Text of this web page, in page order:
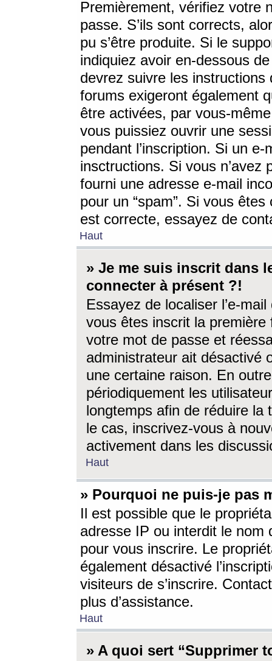
Premièrement, vérifiez votre
passe. S’ils sont corrects,
pu s’être produite. Si le
indiquiez avoir en-dessous
devrez suivre les
forums exigeront également
être activées, par vous-
vous puissiez ouvrir une
pendant l’inscription. Si un
insctructions. Si vous n’avez
fourni une adresse e-mail
pour un “spam”. Si vous
est correcte, essayez de
Haut
» Je me suis inscrit dans
connecter à présent ?!
Essayez de localiser l’e-
vous êtes inscrit la première
votre mot de passe et
administrateur ait désactivé
une certaine raison. En
périodiquement les
longtemps afin de réduire la
le cas, inscrivez-vous à
activement dans les
Haut
» Pourquoi ne puis-je pas
Il est possible que le
adresse IP ou interdit le nom
pour vous inscrire. Le
également désactivé
visiteurs de s’inscrire.
plus d’assistance.
Haut
» A quoi sert “Supprimer